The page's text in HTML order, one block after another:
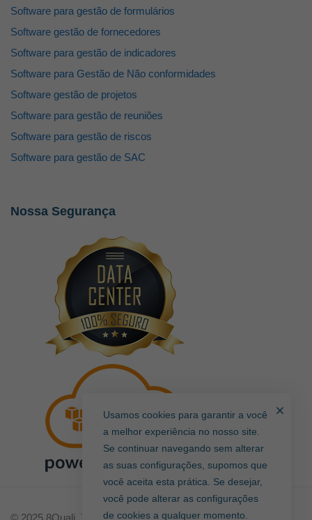
Software para gestão de formulários
Software gestão de fornecedores
Software para gestão de indicadores
Software para Gestão de Não conformidades
Software gestão de projetos
Software para gestão de reuniões
Software para gestão de riscos
Software para gestão de SAC
Nossa Segurança
© 2025 8Quali. Todos direitos reservados.
Usamos cookies para garantir a você
a melhor experiência no nosso site.
Se continuar navegando sem alterar
as suas configurações, supomos que
você aceita esta prática. Se desejar,
você pode alterar as configurações
de cookies a qualquer momento.